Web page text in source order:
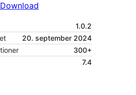
Download
1.0.2
20. september 2024
300+
7.4